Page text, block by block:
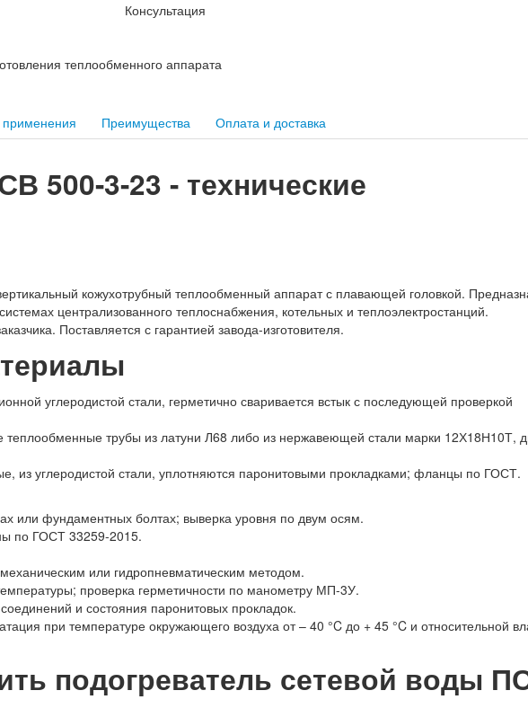
Консультация
теплообменного аппарата
Преимущества Оплата и доставка
500-3-23 - технические
кожухотрубный теплообменный аппарат с плавающей головкой.
централизованного теплоснабжения, котельных и теплоэлектростанций.
Поставляется с гарантией завода-изготовителя.
углеродистой стали, герметично сваривается встык с последующей проверкой
теплообменные трубы из латуни Л68 либо из нержавеющей стали марки 12Х18Н10Т,
из углеродистой стали, уплотняются паронитовыми прокладками; фланцы по ГОСТ.
или фундаментных болтах; выверка уровня по двум осям.
по ГОСТ 33259-2015.
механическим или гидропневматическим методом.
проверка герметичности по манометру МП-3У.
и состояния паронитовых прокладок.
при температуре окружающего воздуха от – 40 °C до + 45 °C и относительной
подогреватель сетевой воды